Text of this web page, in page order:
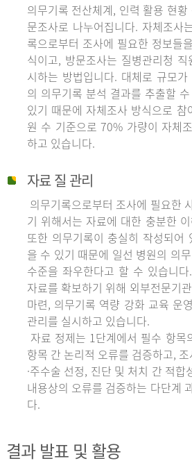
의무기록 전산체계, 인력 활용 현
문조사로 나누어집니다. 자체조사
록으로부터 조사에 필요한 정보들
식이고, 방문조사는 질병관리청
시하는 방법입니다. 대체로 규모
의 의무기록 분석 결과를 추출할
있기 때문에 자체조사 방식으로 참
원 수 기준으로 70% 가량이 자체
하고 있습니다.
자료 질 관리
의무기록으로부터 조사에 필요한
기 위해서는 자료에 대한 충분한
또한 의무기록이 충실히 작성되어
을 수 있기 때문에 일선 병원의 의
수준을 좌우한다고 할 수 있습니
자료를 확보하기 위해 외부전문기
마련, 의무기록 역량 강화 교육 운
관리를 실시하고 있습니다.
자료 정제는 1단계에서 필수 항목
항목 간 논리적 오류를 검증하고,
·주수술 선정, 진단 및 처치 간 적
내용상의 오류를 검증하는 다단계
다.
결과 발표 및 활용